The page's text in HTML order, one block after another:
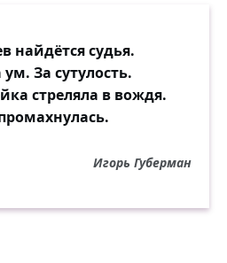
найдётся судья.
За сутулость.
стреляла в вождя.
Игорь Губерман